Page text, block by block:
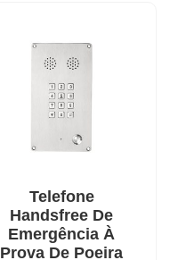
Telefone
Handsfree De
Emergência À
Prova De Poeira